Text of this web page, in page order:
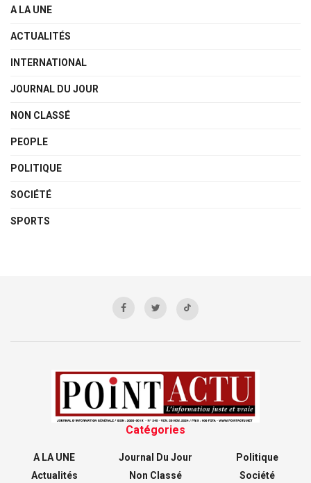
A LA UNE
ACTUALITÉS
INTERNATIONAL
JOURNAL DU JOUR
NON CLASSÉ
PEOPLE
POLITIQUE
SOCIÉTÉ
SPORTS
Catégories
A LA UNE
Actualités
Journal Du Jour
Non Classé
Politique
Société